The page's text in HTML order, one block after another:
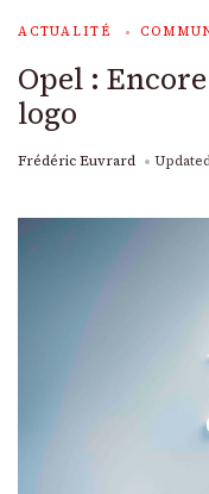
ACTUALITÉ
Opel :
logo
Frédéric Euvrard